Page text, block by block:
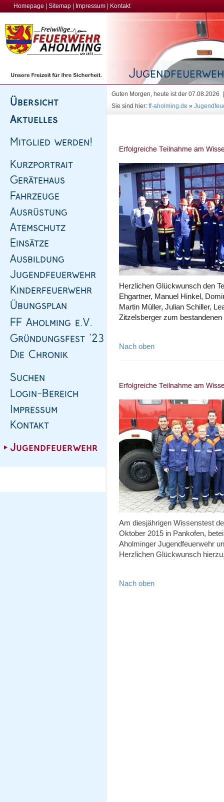
Homepage Sitemap Impressum Kontakt
Guten Morgen, heute ist der
Sie sind hier: ff-aholming.de »
Herzlichen Glückwunsch den
Ehgartner, Manuel Hinkel,
Martin Müller, Julian Schiller,
Zitzelsberger zum
Nach oben
Am diesjährigen Wissenstest
Oktober 2015 in Pankofen,
Aholminger Jugendfeuerwehr
Herzlichen Glückwunsch
Nach oben